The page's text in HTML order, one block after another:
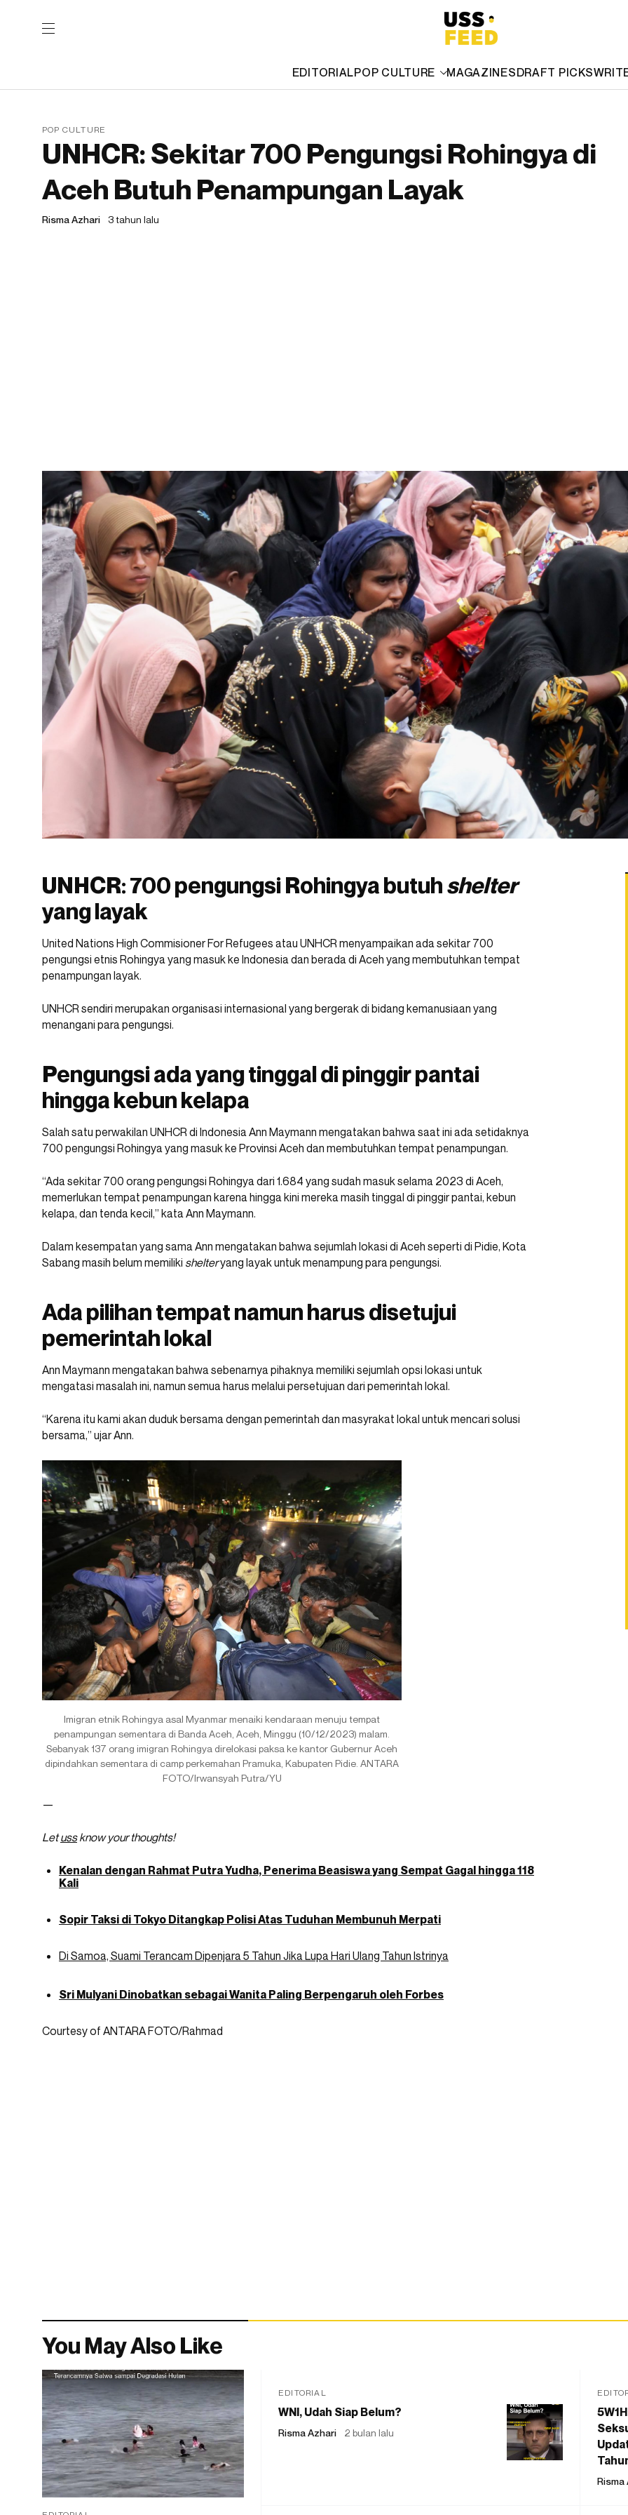
EDITORIALPOP CULTURE MAGAZINESDRAFT PICKS
POP CULTURE
UNHCR: Sekitar 700 Pengungsi Rohingya di
Aceh Butuh Penampungan Layak
Risma Azhari 3 tahun lalu
UNHCR: 700 pengungsi Rohingya butuhshelter
yang layak
United Nations High Commisioner For Refugees atau UNHCR menyampaikan ada sekitar 700
pengungsi etnis Rohingya yang masuk ke Indonesia dan berada di Aceh yang membutuhkan tempat
penampungan layak.
UNHCR sendiri merupakan organisasi internasional yang bergerak di bidang kemanusiaan yang
menangani para pengungsi.
Pengungsi ada yang tinggal di pinggir pantai
hingga kebun kelapa
Salah satu perwakilan UNHCR di Indonesia Ann Maymann mengatakan bahwa saat ini ada setidaknya
700 pengungsi Rohingya yang masuk ke Provinsi Aceh dan membutuhkan tempat penampungan.
“Ada sekitar 700 orang pengungsi Rohingya dari 1.684 yang sudah masuk selama 2023 di Aceh,
memerlukan tempat penampungan karena hingga kini mereka masih tinggal di pinggir pantai, kebun
kelapa, dan tenda kecil,” kata Ann Maymann.
Dalam kesempatan yang sama Ann mengatakan bahwa sejumlah lokasi di Aceh seperti di Pidie, Kota
Sabang masih belum memiliki shelteryang layak untuk menampung para pengungsi.
Ada pilihan tempat namun harus disetujui
pemerintah lokal
Ann Maymann mengatakan bahwa sebenarnya pihaknya memiliki sejumlah opsi lokasi untuk
mengatasi masalah ini, namun semua harus melalui persetujuan dari pemerintah lokal.
“Karena itu kami akan duduk bersama dengan pemerintah dan masyrakat lokal untuk mencari solusi
bersama,” ujar Ann.
Imigran etnik Rohingya asal Myanmar menaiki kendaraan menuju tempat
penampungan sementara di Banda Aceh, Aceh, Minggu (10/12/2023) malam.
Sebanyak 137 orang imigran Rohingya direlokasi paksa ke kantor Gubernur Aceh
dipindahkan sementara di camp perkemahan Pramuka, Kabupaten Pidie. ANTARA
FOTO/Irwansyah Putra/YU
—
Letussknow your thoughts!
Kenalan dengan Rahmat Putra Yudha, Penerima Beasiswa yang Sempat Gagal hingga 118
Kali
Sopir Taksi di Tokyo Ditangkap Polisi Atas Tuduhan Membunuh Merpati
Di Samoa, Suami Terancam Dipenjara 5 Tahun Jika Lupa Hari Ulang Tahun Istrinya
Sri Mulyani Dinobatkan sebagai Wanita Paling Berpengaruh oleh Forbes
Courtesy of ANTARA FOTO/Rahmad
You May Also Like
EDITORIAL
WNI, Udah Siap Belum?
Risma Azhari 2 bulan lalu
Risma